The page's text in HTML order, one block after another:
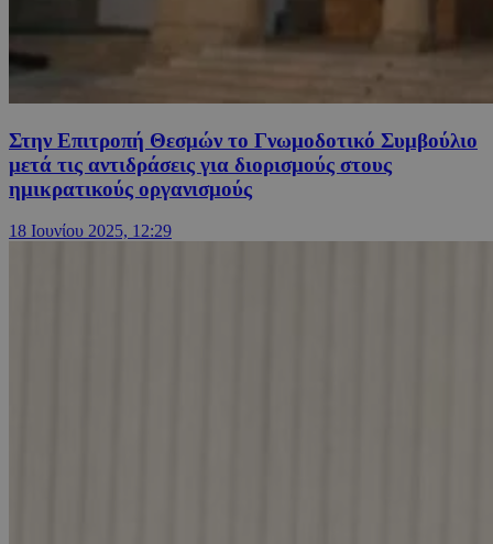
Στην Επιτροπή Θεσμών το Γνωμοδοτικό Συμβούλιο
μετά τις αντιδράσεις για διορισμούς στους
ημικρατικούς οργανισμούς
18 Ιουνίου 2025, 12:29